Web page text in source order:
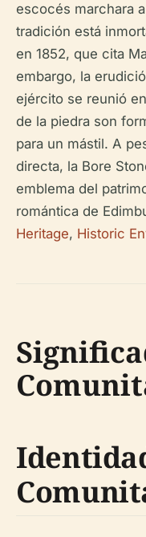
escocés marchara
tradición está
en 1852, que cita
embargo, la
ejército se reunió
de la piedra son
para un mástil. A
directa, la Bore
emblema del
romántica de
Heritage, Historic